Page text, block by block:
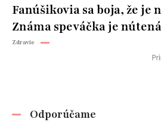
Fanúšikovia sa boja, že
Známa speváčka je
Zdravie
Odporúčame